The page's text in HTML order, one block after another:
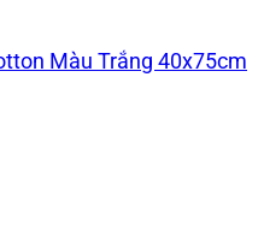
Màu Trắng 40x75cm